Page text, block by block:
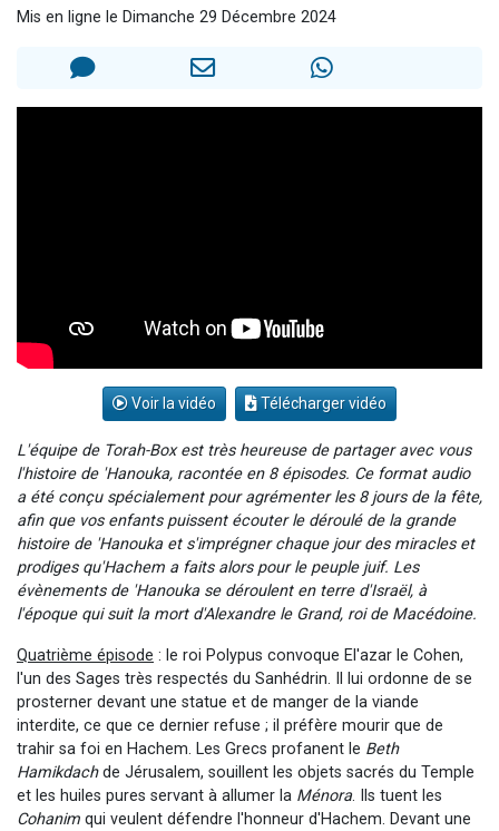
Ariel vient de donner son Maasser
Mis en ligne le Dimanche 29 Décembre 2024
Voir la vidéo Télécharger vidéo
L'équipe de Torah-Box est très heureuse de partager avec vous
l'histoire de 'Hanouka, racontée en 8 épisodes. Ce format audio
a été conçu spécialement pour agrémenter les 8 jours de la fête,
afin que vos enfants puissent écouter le déroulé de la grande
histoire de 'Hanouka et s'imprégner chaque jour des miracles et
prodiges qu'Hachem a faits alors pour le peuple juif. Les
évènements de 'Hanouka se déroulent en terre d'Israël, à
l'époque qui suit la mort d'Alexandre le Grand, roi de Macédoine.
Quatrième épisode : le roi Polypus convoque El'azar le Cohen,
l'un des Sages très respectés du Sanhédrin. Il lui ordonne de se
prosterner devant une statue et de manger de la viande
interdite, ce que ce dernier refuse ; il préfère mourir que de
trahir sa foi en Hachem. Les Grecs profanent le Beth
Hamikdachde Jérusalem, souillent les objets sacrés du Temple
et les huiles pures servant à allumer la Ménora. Ils tuent les
Cohanim qui veulent défendre l'honneur d'Hachem. Devant une